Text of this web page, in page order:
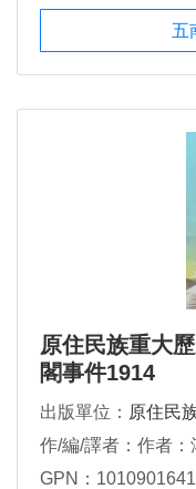
五
原住民族重大
閣事件1914
出版單位： 原住民
作/編/譯者：作者：
GPN：1010901641